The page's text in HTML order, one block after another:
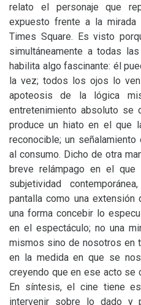
relato el personaje que
expuesto frente a la
Times Square. Es visto
simultáneamente a todas
habilita algo fascinante: él
la vez; todos los ojos lo
apoteosis de la lógica
entretenimiento absoluto se
produce un hiato en el que
reconocible; un
al consumo. Dicho de otra
breve relámpago en el
subjetividad
pantalla como una
una forma concebir lo
en el espectáculo; no una
mismos sino de nosotros en
en la medida en que se
creyendo que en ese acto se
En síntesis, el cine tiene
intervenir sobre lo dado y